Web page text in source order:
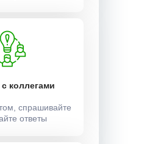
коллегами
спрашивайте
ответы